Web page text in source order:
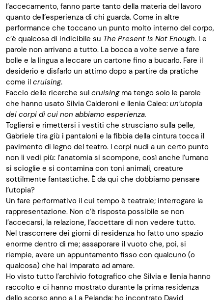
l’accecamento, fanno parte tanto della materia del lavoro
quanto dell’esperienza di chi guarda. Come in altre
performance che toccano un punto molto interno del corpo,
c’è qualcosa di indicibile su The Present Is Not Enough. Le
parole non arrivano a tutto. La bocca a volte serve a fare
bolle e la lingua a leccare un cartone fino a bucarlo. Fare il
desiderio e disfarlo un attimo dopo a partire da pratiche
come il cruising.
Faccio delle ricerche sul cruisingma tengo solo le parole
che hanno usato Silvia Calderoni e Ilenia Caleo: un’utopia
dei corpi di cui non abbiamo esperienza.
Togliersi e rimettersi i vestiti che strusciano sulla pelle,
Gabriele tira giù i pantaloni e la fibbia della cintura tocca il
pavimento di legno del teatro. I corpi nudi a un certo punto
non li vedi più: l’anatomia si scompone, così anche l’umano
si scioglie e si contamina con toni animali, creature
sottilmente fantastiche. È da qui che dobbiamo pensare
l’utopia?
Un fare performativo il cui tempo è teatrale; interrogare la
rappresentazione. Non c’è risposta possibile se non
l’accecarsi, la relazione, l’accettare di non vedere tutto.
Nel trascorrere dei giorni di residenza ho fatto uno spazio
enorme dentro di me; assaporare il vuoto che, poi, si
riempie, avere un appuntamento fisso con qualcuno (o
qualcosa) che hai imparato ad amare.
Ho visto tutto l’archivio fotografico che Silvia e Ilenia hanno
raccolto e ci hanno mostrato durante la prima residenza